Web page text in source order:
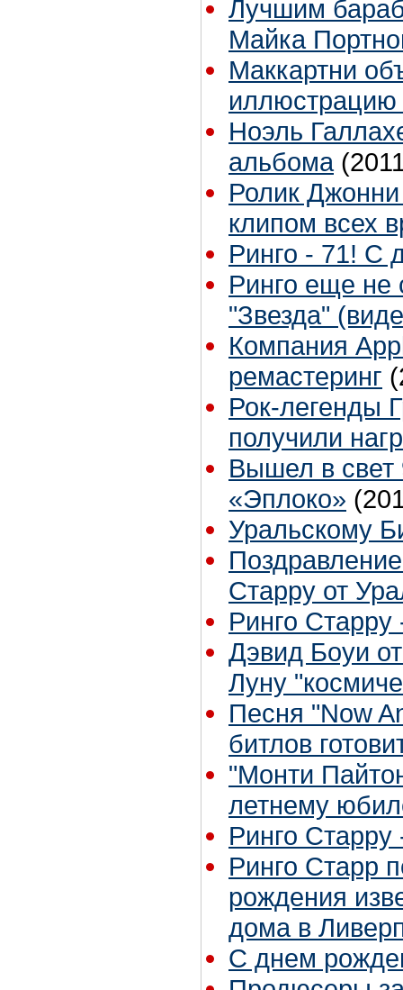
Лучшим
Майка
Маккартни
иллюстрацию
Ноэль
альбома
Ролик
клипом всех
Ринго - 71! С
Ринго еще не
"Звезда"
Компания
ремастеринг
Рок-легенды
получили
Вышел в свет
«Эплоко»
Уральскому
Старру от
Ринго Старру
Дэвид Боуи
Луну
Песня "Now
битлов
"Монти
летнему
Ринго Старру
Ринго Старр
рождения
дома в
С днем